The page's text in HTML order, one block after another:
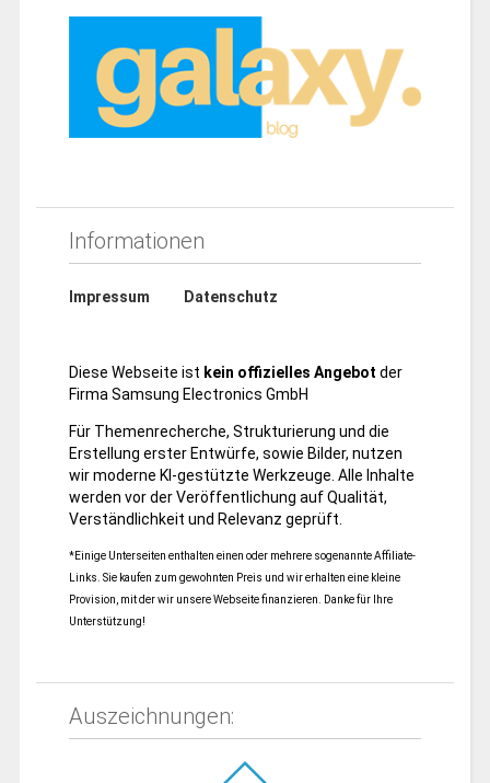
Informationen
Impressum Datenschutz
Diese Webseite ist kein offizielles Angebot der
Firma Samsung Electronics GmbH
Für Themenrecherche, Strukturierung und die
Erstellung erster Entwürfe, sowie Bilder, nutzen
wir moderne KI-gestützte Werkzeuge. Alle Inhalte
werden vor der Veröffentlichung auf Qualität,
Verständlichkeit und Relevanz geprüft.
*Einige Unterseiten enthalten einen oder mehrere sogenannte Affiliate-
Links. Sie kaufen zum gewohnten Preis und wir erhalten eine kleine
Provision, mit der wir unsere Webseite finanzieren. Danke für Ihre
Unterstützung!
Auszeichnungen: